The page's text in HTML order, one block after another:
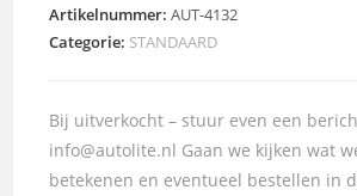
Artikelnummer:AUT-4132
Categorie: STANDAARD
Bij uitverkocht – stuur even een
info@autolite.nl Gaan we kijken wat
betekenen en eventueel bestellen in